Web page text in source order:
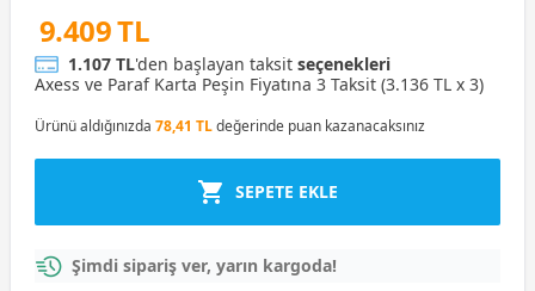
9.409 TL
1.107 TL'den başlayan taksit seçenekleri
Axess ve Paraf Karta Peşin Fiyatına 3 Taksit (3.136 TL x 3)
Ürünü aldığınızda 78,41 TLdeğerinde puan kazanacaksınız
SEPETE EKLE
Şimdi sipariş ver, yarın kargoda!